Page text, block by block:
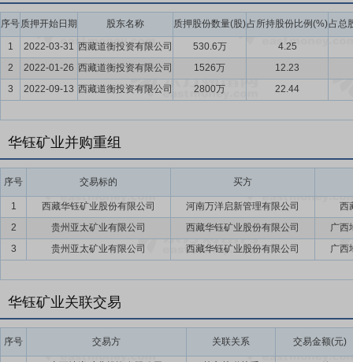
要点15：其他优势
（一）人才强企，依靠科技夯实发展基础 为加速
与中国地质科学院矿产资源研究所、中国地质调查局成都地质调查中
查股份有限公司、中国科学院上海微系统与信息技术研究所签订《战
大学等多所大学院校建立了长期的合作关系，完善了培养人才、吸纳
撑及管理创新能力。 （二）建设高质量绿色矿山，护航绿水青山 公
极推进管理体系认证与绿色矿山建设，自2020年起，山南分公司先
功入选国家级绿色矿山名录；2022年，分公司获评西藏自治区绿色
成绿色矿山档案全面更新，同年通过自治区自然资源厅专项核查，被
应用抛废等技术，实现对低品位矿石的高效利用，持续提升资源开发
理，并依据2024版国家级绿色矿山标准，系统完善相关档案资料。同
通过持续的制度建设、技术投入与过程管理，公司已建立起涵盖认证
生，为可持续高质量发展奠定坚实基础。 （三）坚持绿色安全协同
《中共中央办公厅国务院办公厅关于进一步加强矿山安全生产工作的
团队，全面实施并不断深化全员安全生产责任制。通过持续推进安全
持续保持二级标准化水平，实现了管理、现场与员工操作的全面标准化
要点16： 与中色地科签署合作框架协议
2018年5月16日公告,公司与
序号质押开始日期 股东名称 质押股份数量(股)占所持股份比例(%)占总
1 2022-03-31 西藏道衡投资有限公司 530.6万
4.25
2
2022-01-26 西藏道衡投资有限公司 1526万
12.23
3
2022-09-13 西藏道衡投资有限公司 2800万 22.44
华钰矿业并购重组
序号 交易标的 买方
1 西藏华钰矿业股份有限公司 河南万洋启新管理有限公司
西
2
贵州亚太矿业有限公司 西藏华钰矿业股份有限公司
广西
3
贵州亚太矿业有限公司 西藏华钰矿业股份有限公司 广西
华钰矿业关联交易
序号 交易方 关联关系 交易金额(元)